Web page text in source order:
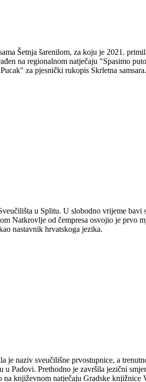
Šetnja šarenilom, za koju je 2021.
na regionalnom natječaju "Spasimo
za pjesnički rukopis Skrletna
u Splitu. U slobodno vrijeme bavi
Natkrovlje od čempresa osvojio je prvo
nastavnik hrvatskoga jezika.
naziv sveučilišne prvostupnice, a
u Padovi. Prethodno je završila jezični
književnom natječaju Gradske